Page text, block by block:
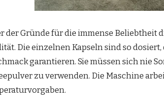
der Gründe für die immense Beliebtheit
Die einzelnen Kapseln sind so
garantieren. Sie müssen sich nie
zu verwenden. Die Maschine